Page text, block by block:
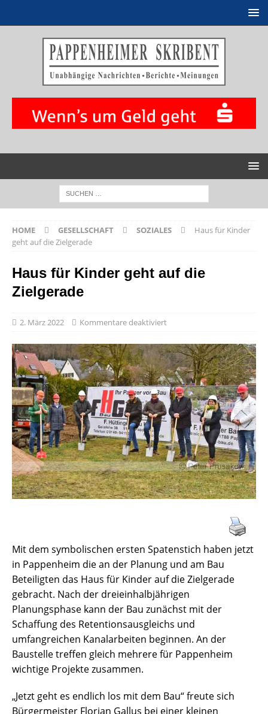
HOME GESELLSCHAFT SOZIALES
Haus für Kinder
geht auf die Zielgerade
Haus für Kinder geht auf die
Zielgerade
2. März 2022 Kommentare deaktiviert
Mit dem symbolischen ersten Spatenstich haben jetzt
in Pappenheim die an der Planung und am Bau
Beteiligten das Haus für Kinder auf die Zielgerade
gebracht. Nach der dreieinhalbjährigen
Planungsphase kann der Bau zunächst mit der
Schaffung des Retentionsausgleichs und
umfangreichen Kanalarbeiten beginnen. An der
Baustelle treffen gleich mehrere für Pappenheim
wichtige Projekte zusammen.
„Jetzt geht es endlich los mit dem Bau“ freute sich
Bürgermeister Florian Gallus bei einer kleinen